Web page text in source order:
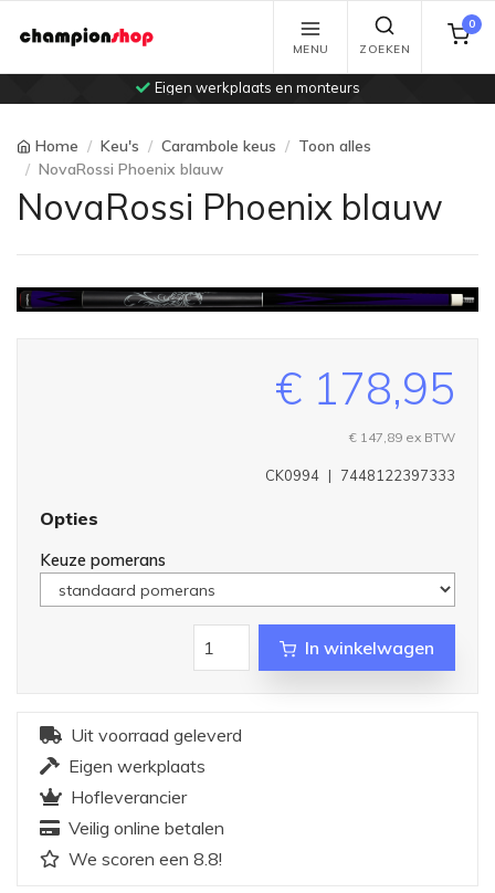
Eigen werkplaats en monteurs
MENU ZOEKEN
0
Home Keu's Carambole keus
Toon alles
NovaRossi Phoenix blauw
NovaRossi Phoenix blauw
€ 178,95
€ 147,89 ex BTW
7448122397333
|
CK0994
Opties
Keuze pomerans
In winkelwagen
Uit voorraad geleverd
Eigen werkplaats
Hofleverancier
Veilig online betalen
We scoren een 8.8!